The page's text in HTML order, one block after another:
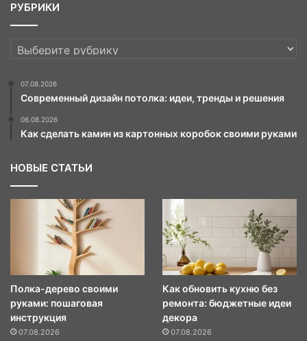
РУБРИКИ
РУБРИКИ
07.08.2026
Современный дизайн потолка: идеи, тренды и решения
06.08.2026
Как сделать камин из картонных коробок своими руками
НОВЫЕ СТАТЬИ
Полка-дерево своими
руками: пошаговая
инструкция
07.08.2026
Как обновить кухню без
ремонта: бюджетные идеи
декора
07.08.2026